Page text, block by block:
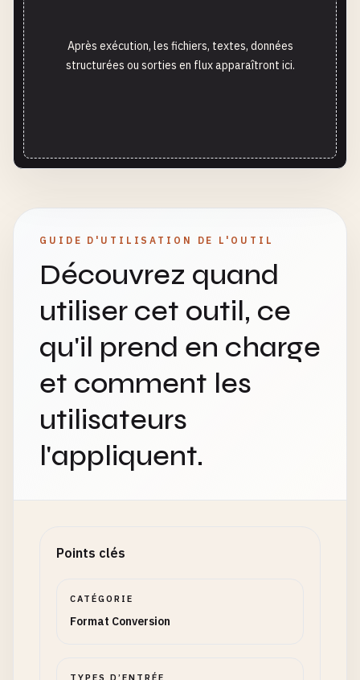
Après exécution, les fichiers, textes, données
structurées ou sorties en flux apparaîtront ici.
GUIDE D'UTILISATION DE L'OUTIL
Découvrez quand
utiliser cet outil, ce
qu'il prend en charge
et comment les
utilisateurs
l'appliquent.
Points clés
CATÉGORIE
Format Conversion
TYPES D’ENTRÉE